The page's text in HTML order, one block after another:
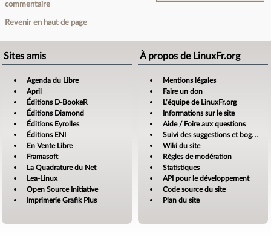
commentaire
Revenir en haut de page
Sites amis
Agenda du Libre
April
Éditions D-BookeR
Éditions Diamond
Éditions Eyrolles
Éditions ENI
En Vente Libre
Framasoft
La Quadrature du Net
Lea-Linux
Open Source Initiative
Imprimerie Grafik Plus
À propos de LinuxFr.org
Mentions légales
Faire un don
L’équipe de LinuxFr.org
Informations sur le site
Aide / Foire aux questions
Suivi des suggestions et bogues
Wiki du site
Règles de modération
Statistiques
API pour le développement
Code source du site
Plan du site